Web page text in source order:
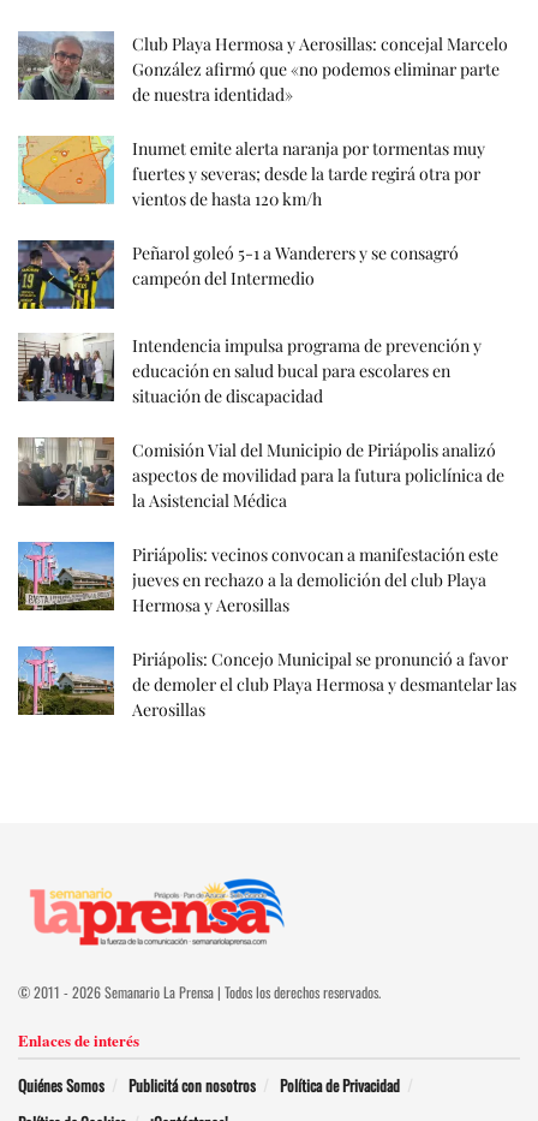
Club Playa Hermosa y Aerosillas: concejal Marcelo
González afirmó que «no podemos eliminar parte
de nuestra identidad»
Inumet emite alerta naranja por tormentas muy
fuertes y severas; desde la tarde regirá otra por
vientos de hasta 120 km/h
Peñarol goleó 5-1 a Wanderers y se consagró
campeón del Intermedio
Intendencia impulsa programa de prevención y
educación en salud bucal para escolares en
situación de discapacidad
Comisión Vial del Municipio de Piriápolis analizó
aspectos de movilidad para la futura policlínica de
la Asistencial Médica
Piriápolis: vecinos convocan a manifestación este
jueves en rechazo a la demolición del club Playa
Hermosa y Aerosillas
Piriápolis: Concejo Municipal se pronunció a favor
de demoler el club Playa Hermosa y desmantelar las
Aerosillas
© 2011 - 2026 Semanario La Prensa | Todos los derechos reservados.
Enlaces de interés
Quiénes Somos Publicitá con nosotros
Política de Privacidad